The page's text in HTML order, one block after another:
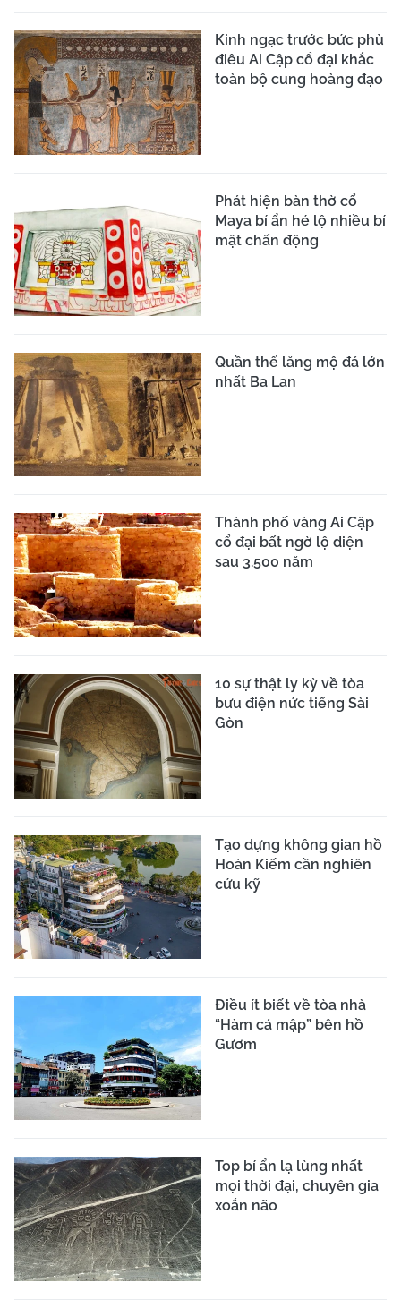
Kinh ngạc trước bức phù
điêu Ai Cập cổ đại khắc
toàn bộ cung hoàng đạo
Phát hiện bàn thờ cổ
Maya bí ẩn hé lộ nhiều bí
mật chấn động
Quần thể lăng mộ đá lớn
nhất Ba Lan
Thành phố vàng Ai Cập
cổ đại bất ngờ lộ diện
sau 3.500 năm
10 sự thật ly kỳ về tòa
bưu điện nức tiếng Sài
Gòn
Tạo dựng không gian hồ
Hoàn Kiếm cần nghiên
cứu kỹ
Điều ít biết về tòa nhà
“Hàm cá mập” bên hồ
Gươm
Top bí ẩn lạ lùng nhất
mọi thời đại, chuyên gia
xoắn não